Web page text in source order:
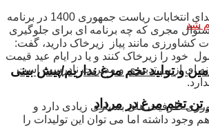
و تولید تخم مرغ نداریم/پیش بینی
عبدالناصر همتی کاندیدای انتخابات ریاست جمهوری 1400 در برنامه
سئوال مجری که چه برنامه ای برای جلوگیری
کشاورزی مانند پیاز زیرخاک دارید، گفت:
خود را زیرخاک کنند و یا در ایام عید قیمت
نمونه ای از بی تدبیری و مدیریت نادرست است
ظرفیت های بسیاری زیادی دارد و
وجود داشته اما می توان این تولیدات را